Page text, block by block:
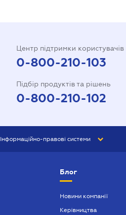
Центр підтримки користувачів
0-800-210-103
Підбір продуктів та рішень
0-800-210-102
Інформаційно-правові системи
БУХГАЛТЕР ПРОФ
Блог
Новини компанії
Керівництва